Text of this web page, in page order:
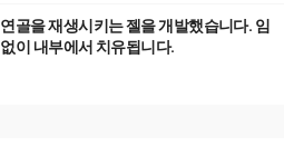
골을 재생시키는 젤을 개발했습니다. 임
이 내부에서 치유됩니다.